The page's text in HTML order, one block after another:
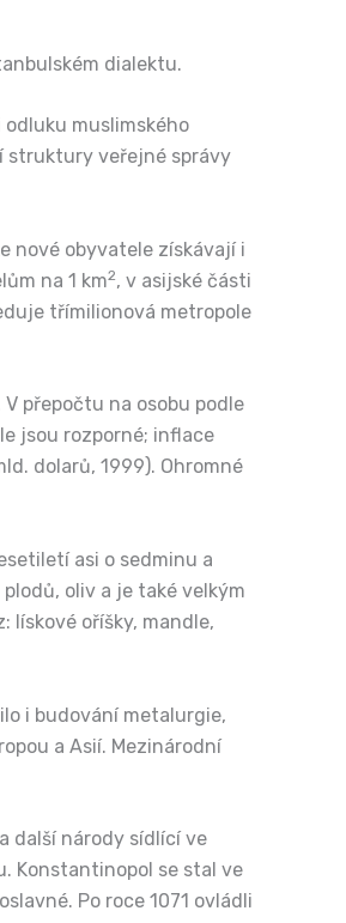
dialektu.
muslimského
struktury veřejné správy
nové obyvatele získávají i
na 1 km2, v asijské části
třímilionová metropole
přepočtu na osobu podle
jsou rozporné; inflace
dolarů, 1999). Ohromné
asi o sedminu a
oliv a je také velkým
lískové oříšky, mandle,
i budování metalurgie,
a Asií. Mezinárodní
další národy sídlící ve
Konstantinopol se stal ve
Po roce 1071 ovládli